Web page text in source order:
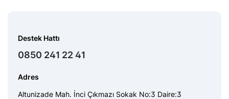
Destek Hattı
0850 241 22 41
Adres
Altunizade Mah. İnci Çıkmazı Sokak No:3 Daire:3